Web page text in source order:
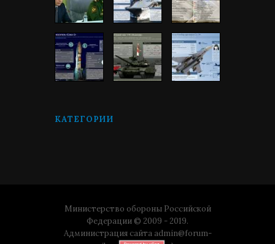
КАТЕГОРИИ
Министерство обороны Российской
Федерации © 2009 - 2019.
Администрация сайта admin@forum-